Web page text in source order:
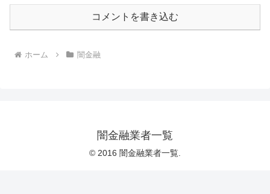
コメントを書き込む
ホーム 闇金融
闇金融業者一覧
© 2016 闇金融業者一覧.